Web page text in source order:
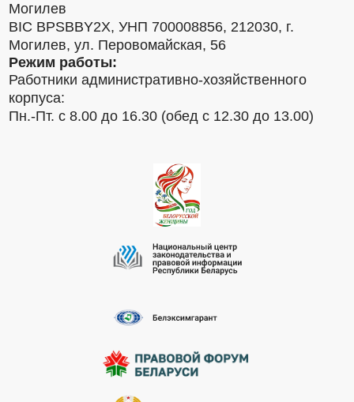
Могилев
BIC BPSBBY2X, УНП 700008856, 212030, г.
Могилев, ул. Перовомайская, 56
Режим работы:
Работники административно-хозяйственного
корпуса:
Пн.-Пт. с 8.00 до 16.30 (обед с 12.30 до 13.00)